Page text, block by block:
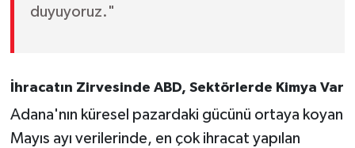
duyuyoruz."
İhracatın Zirvesinde ABD, Sektörlerde Kimya Var
Adana'nın küresel pazardaki gücünü ortaya koyan
Mayıs ayı verilerinde, en çok ihracat yapılan